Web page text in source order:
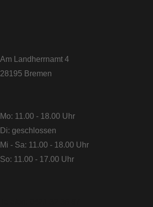
Am Landherrnamt 4
28195 Bremen
Mo: 11.00 - 18.00 Uhr
Di: geschlossen
Mi - Sa: 11.00 - 18.00 Uhr
So: 11.00 - 17.00 Uhr